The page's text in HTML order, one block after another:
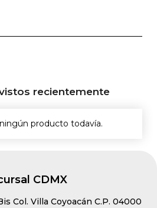
recientemente
producto todavía.
CDMX
Col. Villa Coyoacán C.P. 04000